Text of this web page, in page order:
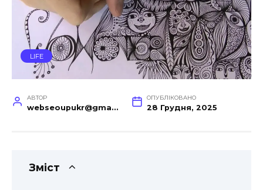
LIFE
АВТОР
webseoupukr@gmail.com
ОПУБЛІКОВАНО
28 Грудня, 2025
Зміст